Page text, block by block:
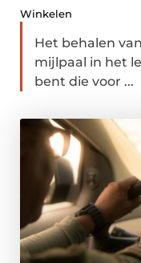
Winkelen
Het behalen
mijlpaal in het
bent die voor ...